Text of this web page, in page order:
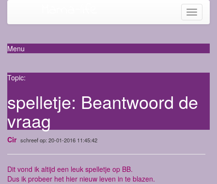
Toggle
Menu
Topic:
spelletje: Beantwoord de
vraag
Cir schreef op: 20-01-2016 11:45:42
Dit vond ik altijd een leuk spelletje op BB.
Dus ik probeer het hier nieuw leven in te blazen.